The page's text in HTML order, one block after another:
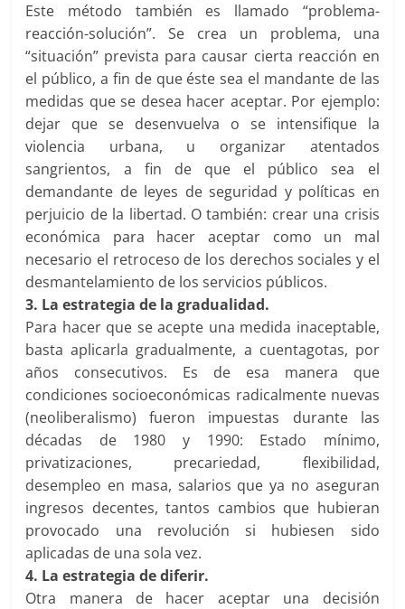
Este método también es llamado “problema-
reacción-solución”. Se crea un problema, una
“situación” prevista para causar cierta reacción en
el público, a fin de que éste sea el mandante de las
medidas que se desea hacer aceptar. Por ejemplo:
dejar que se desenvuelva o se intensifique la
violencia urbana, u organizar atentados
sangrientos, a fin de que el público sea el
demandante de leyes de seguridad y políticas en
perjuicio de la libertad. O también: crear una crisis
económica para hacer aceptar como un mal
necesario el retroceso de los derechos sociales y el
desmantelamiento de los servicios públicos.
3. La estrategia de la gradualidad.
Para hacer que se acepte una medida inaceptable,
basta aplicarla gradualmente, a cuentagotas, por
años consecutivos. Es de esa manera que
condiciones socioeconómicas radicalmente nuevas
(neoliberalismo) fueron impuestas durante las
décadas de 1980 y 1990: Estado mínimo,
privatizaciones, precariedad, flexibilidad,
desempleo en masa, salarios que ya no aseguran
ingresos decentes, tantos cambios que hubieran
provocado una revolución si hubiesen sido
aplicadas de una sola vez.
4. La estrategia de diferir.
Otra manera de hacer aceptar una decisión